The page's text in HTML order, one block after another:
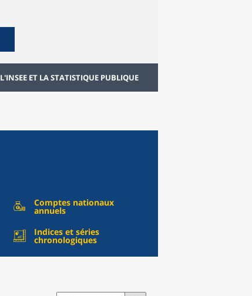
L'INSEE ET LA STATISTIQUE PUBLIQUE
Comptes nationaux
annuels
Indices et séries
chronologiques